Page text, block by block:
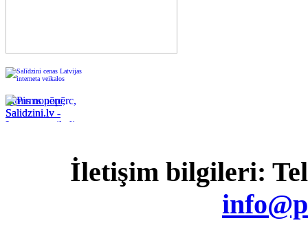
Pirms nopērc,
Salidzini.lv -
Interneta veikali,
İletişim bilgileri: